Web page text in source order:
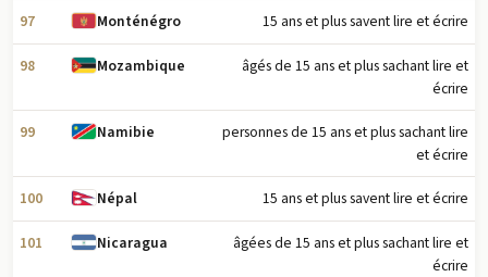
97 Monténégro 15 ans et plus savent lire et écrire
98 Mozambique
âgés de 15 ans et plus sachant lire et
écrire
99 Namibie
personnes de 15 ans et plus sachant lire
et écrire
100 Népal 15 ans et plus savent lire et écrire
101 Nicaragua
âgées de 15 ans et plus sachant lire et
écrire